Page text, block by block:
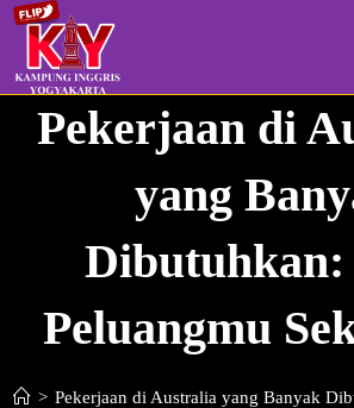
Skip
content
Pekerjaan di
yang
Peluangmu
> Pekerjaan di Australia yang Banyak